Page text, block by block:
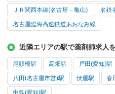
ＪＲ関西本線(名古屋－亀山) 名鉄
名古屋臨海高速鉄道あおなみ線
近隣エリアの駅で薬剤師求人
尾頭橋駅 高畑駅 戸田(愛知)駅
八田(名古屋市営)駅 伏屋駅 春